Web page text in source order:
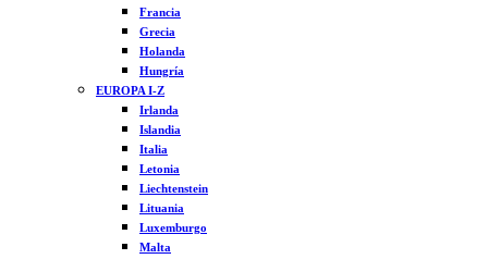
Francia
Grecia
Holanda
Hungría
EUROPA I-Z
Irlanda
Islandia
Italia
Letonia
Liechtenstein
Lituania
Luxemburgo
Malta